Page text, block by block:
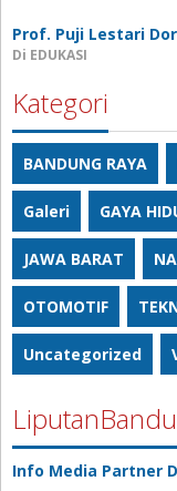
Prof. Puji Lestari
Di EDUKASI
Kategori
BANDUNG RAYA
Galeri GAYA
JAWA BARAT
OTOMOTIF
Uncategorized
Info Media Partner